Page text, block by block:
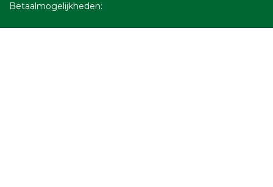
Betaalmogelijkheden: